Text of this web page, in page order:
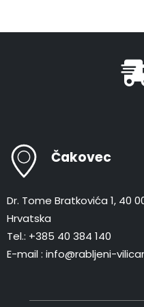
Čakovec
Dr. Tome Bratkovića 1, 40
Hrvatska
Tel.: +385 40 384 140
E-mail : info@rabljeni-